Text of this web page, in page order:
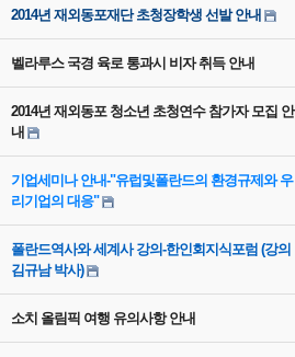
2014년 재외동포재단 초청장학생 선발 안내
벨라루스 국경 육로 통과시 비자 취득 안내
2014년 재외동포 청소년 초청연수 참가자 모집 안
내
기업세미나 안내-"유럽및폴란드의 환경규제와 우
리기업의 대응"
폴란드역사와 세계사 강의-한인회지식포럼 (강의
김규남 박사)
소치 올림픽 여행 유의사항 안내